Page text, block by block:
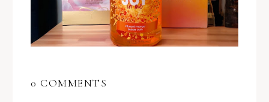
0 COMMENTS